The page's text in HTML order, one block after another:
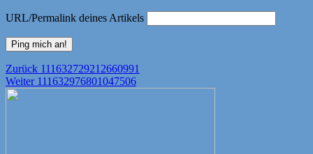
URL/Permalink deines Artikels
Beitragsnavigation
Zurück Vorheriger
Beitrag:
111632729212660991
Weiter Nächster
111632976801047506